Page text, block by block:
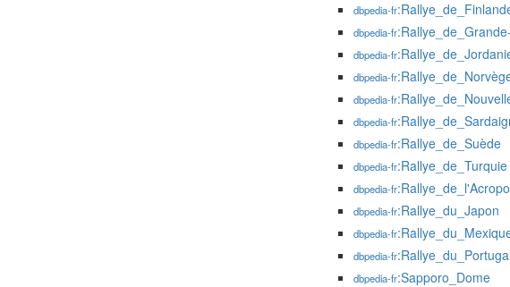
dbpedia-fr
dbpedia-fr
dbpedia-fr
dbpedia-fr
dbpedia-fr
dbpedia-fr
dbpedia-fr:Rallye_de_Suède
dbpedia-fr:Rallye_de_Turquie
dbpedia-fr
dbpedia-fr:Rallye_du_Japon
dbpedia-fr
dbpedia-fr:Rallye_du_Portugal
dbpedia-fr:Sapporo_Dome